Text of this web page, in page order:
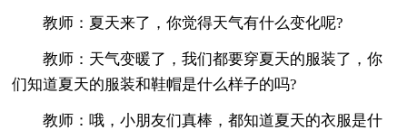
教师：夏天来了，你觉得天气有什么变化呢?
教师：天气变暖了，我们都要穿夏天的服装了，你
们知道夏天的服装和鞋帽是什么样子的吗?
教师：哦，小朋友们真棒，都知道夏天的衣服是什